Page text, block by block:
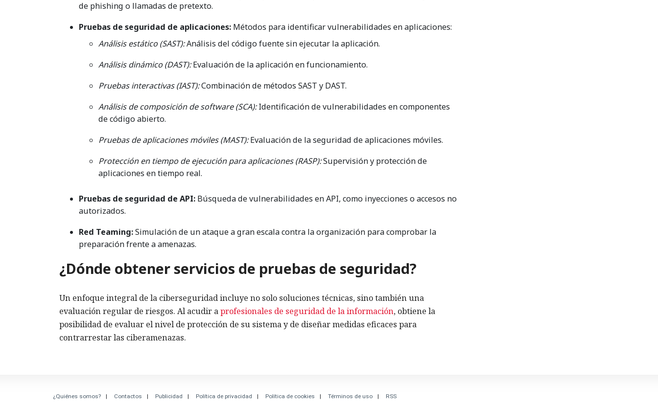
de phishing o llamadas de pretexto.
Pruebas de seguridad de aplicaciones: Métodos para identificar vulnerabilidades en aplicaciones:
Análisis estático (SAST):Análisis del código fuente sin ejecutar la aplicación.
Análisis dinámico (DAST):Evaluación de la aplicación en funcionamiento.
Pruebas interactivas (IAST):Combinación de métodos SAST y DAST.
Análisis de composición de software (SCA):Identificación de vulnerabilidades en componentes
de código abierto.
Pruebas de aplicaciones móviles (MAST):Evaluación de la seguridad de aplicaciones móviles.
Protección en tiempo de ejecución para aplicaciones (RASP):Supervisión y protección de
aplicaciones en tiempo real.
Pruebas de seguridad de API: Búsqueda de vulnerabilidades en API, como inyecciones o accesos no
autorizados.
Red Teaming:Simulación de un ataque a gran escala contra la organización para comprobar la
preparación frente a amenazas.
¿Dónde obtener servicios de pruebas de seguridad?
Un enfoque integral de la ciberseguridad incluye no solo soluciones técnicas, sino también una
evaluación regular de riesgos. Al acudir aprofesionales de seguridad de la información, obtiene la
posibilidad de evaluar el nivel de protección de su sistema y de diseñar medidas eficaces para
contrarrestar las ciberamenazas.
¿Quiénes somos? Contactos Publicidad Política de privacidad Política de cookies Términos de uso RSS